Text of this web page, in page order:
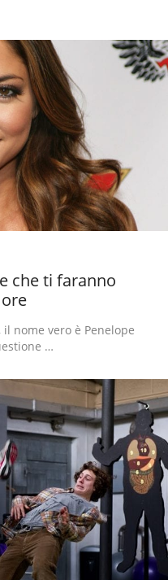
che ti faranno
nome vero è Penelope
…